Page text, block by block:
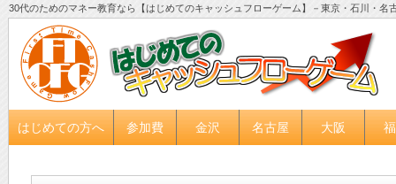
30代のためのマネー教育なら【はじめてのキャッシュフローゲーム】－東京・石川・
はじめての方へ 参加費 金沢 名古屋 大阪